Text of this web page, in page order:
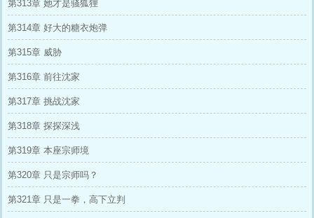
第313章 她才是骚狐狸
第314章 好大的糖衣炮弹
第315章 威胁
第316章 前往沈家
第317章 挑战沈家
第318章 探探深浅
第319章 本座宗师境
第320章 只是宗师吗？
第321章 只是一拳，高下立判